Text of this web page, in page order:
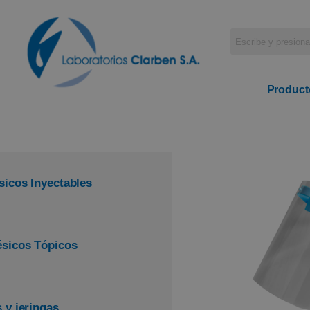
Inyectables
Tópicos
y jeringas